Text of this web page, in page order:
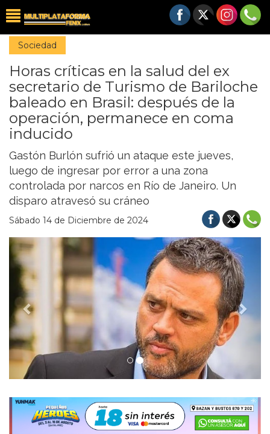
Sociedad
Horas críticas en la salud del ex
secretario de Turismo de Bariloche
baleado en Brasil: después de la
operación, permanece en coma
inducido
Gastón Burlón sufrió un ataque este jueves,
luego de ingresar por error a una zona
controlada por narcos en Río de Janeiro. Un
disparo atravesó su cráneo
Sábado 14 de Diciembre de 2024
Previous